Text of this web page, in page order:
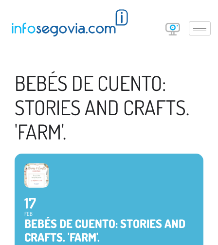
BEBÉS DE CUENTO:
STORIES AND CRAFTS.
'FARM'.
17
FEB
BEBÉS DE CUENTO: STORIES AND
CRAFTS. 'FARM'.